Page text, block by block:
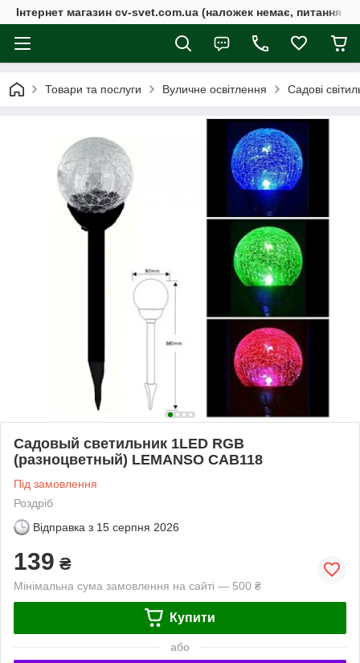
Інтернет магазин cv-svet.com.ua (наложек немає, питання у
Товари та послуги Вуличне освітлення Садові
Садовый светильник 1LED RGB
(разноцветный) LEMANSO CAB118
Під замовлення
Роздріб
Відправка з 15 серпня 2026
139 ₴
Мінімальна сума замовлення на сайті — 500 ₴
Купити
або